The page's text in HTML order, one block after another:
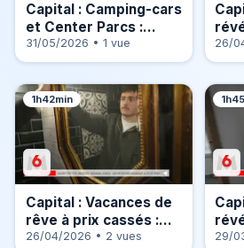
Capital : Camping-cars
et Center Parcs :
enquête sur les
champions des
vacances au grand air
31/05/2026 • 1 vue
les
26/
1h42min
Capital : Vacances de
rêve à prix cassés :
c’est encore possible !
26/04/2026 • 2 vues 29/